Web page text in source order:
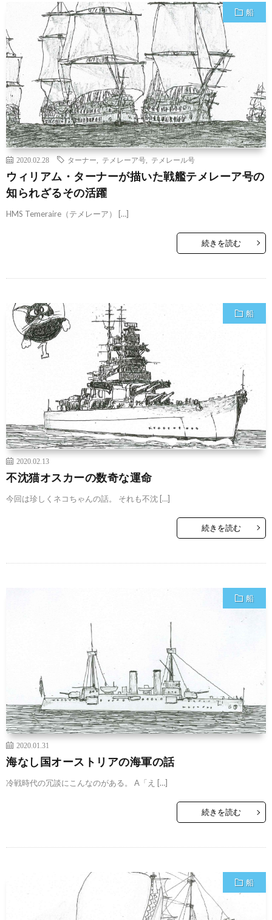
船
2020.02.28 ターナー テメレーア号 テメレール号
ウィリアム・ターナーが描いた戦艦テメレーア号の
知られざるその活躍
HMS Temeraire（テメレーア） […]
続きを読む
船
2020.02.13
不沈猫オスカーの数奇な運命
今回は珍しくネコちゃんの話。 それも不沈 […]
続きを読む
船
2020.01.31
海なし国オーストリアの海軍の話
冷戦時代の冗談にこんなのがある。 A「え […]
続きを読む
船